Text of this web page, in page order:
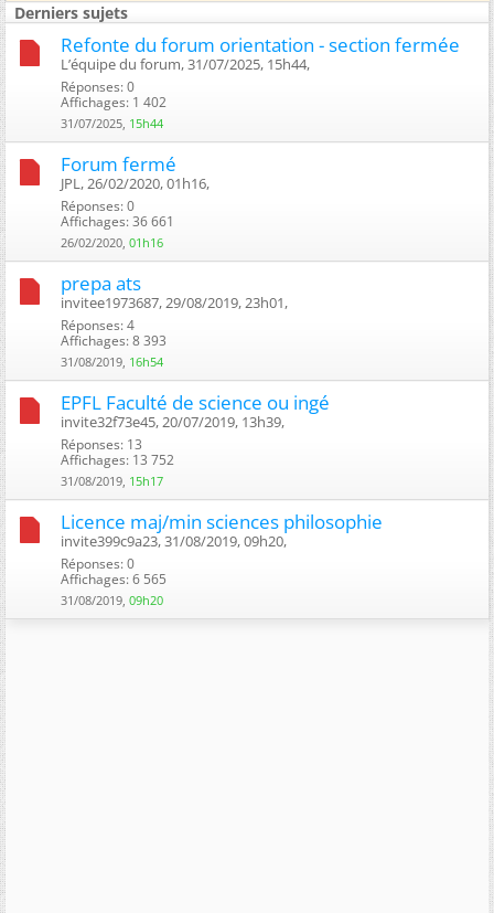
Derniers sujets
Refonte du forum orientation - section fermée
L’équipe du forum, 31/07/2025, 15h44, ‎
Réponses: 0
Affichages: 1 402
31/07/2025, 15h44
Forum fermé
JPL, 26/02/2020, 01h16, ‎
Réponses: 0
Affichages: 36 661
26/02/2020, 01h16
prepa ats
invitee1973687, 29/08/2019, 23h01, ‎
Réponses: 4
Affichages: 8 393
31/08/2019, 16h54
EPFL Faculté de science ou ingé
invite32f73e45, 20/07/2019, 13h39, ‎
Réponses: 13
Affichages: 13 752
31/08/2019, 15h17
Licence maj/min sciences philosophie
invite399c9a23, 31/08/2019, 09h20, ‎
Réponses: 0
Affichages: 6 565
31/08/2019, 09h20